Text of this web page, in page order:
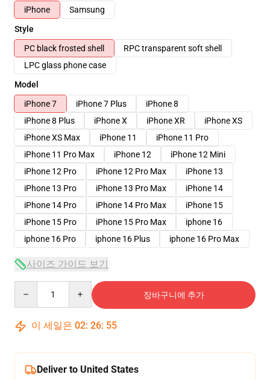
iPhone
Samsung
Style
PC black frosted shell
RPC transparent soft shell
LPC glass phone case
Model
iPhone 7
iPhone 7 Plus
iPhone 8
iPhone 8 Plus
iPhone X iPhone XR
iPhone XS
iPhone XS Max
iPhone 11
iPhone 11 Pro
iPhone 11 Pro Max
iPhone 12
iPhone 12 Mini
iPhone 12 Pro
iPhone 12 Pro Max
iPhone 13
iPhone 13 Pro
iPhone 13 Pro Max
iPhone 14
iPhone 14 Pro
iPhone 14 Pro Max
iPhone 15
iPhone 15 Pro
iPhone 15 Pro Max
iphone 16
iphone 16 Pro
iphone 16 Plus iphone 16 Pro Max
사이즈 가이드 보기
장바구니에 추가
이 세일은 02: 26: 54
Deliver to United States